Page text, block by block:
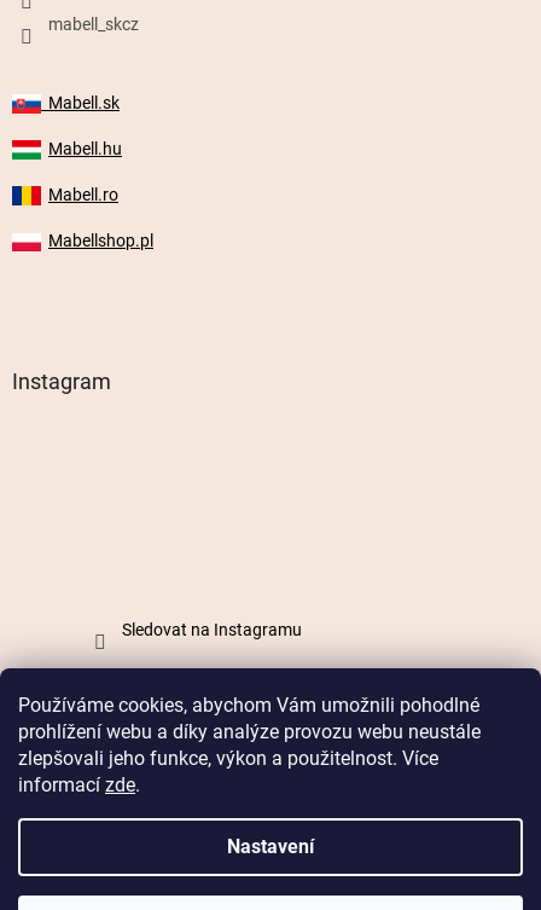
Používáme cookies, abychom Vám umožnili pohodlné
prohlížení webu a díky analýze provozu webu neustále
zlepšovali jeho funkce, výkon a použitelnost. Více
informací zde.
Nastavení
mabell_skcz
Mabell.sk
Mabell.hu
Mabell.ro
Mabellshop.pl
Instagram
Sledovat na Instagramu
Vytvořil Shoptet
Copyright 2026